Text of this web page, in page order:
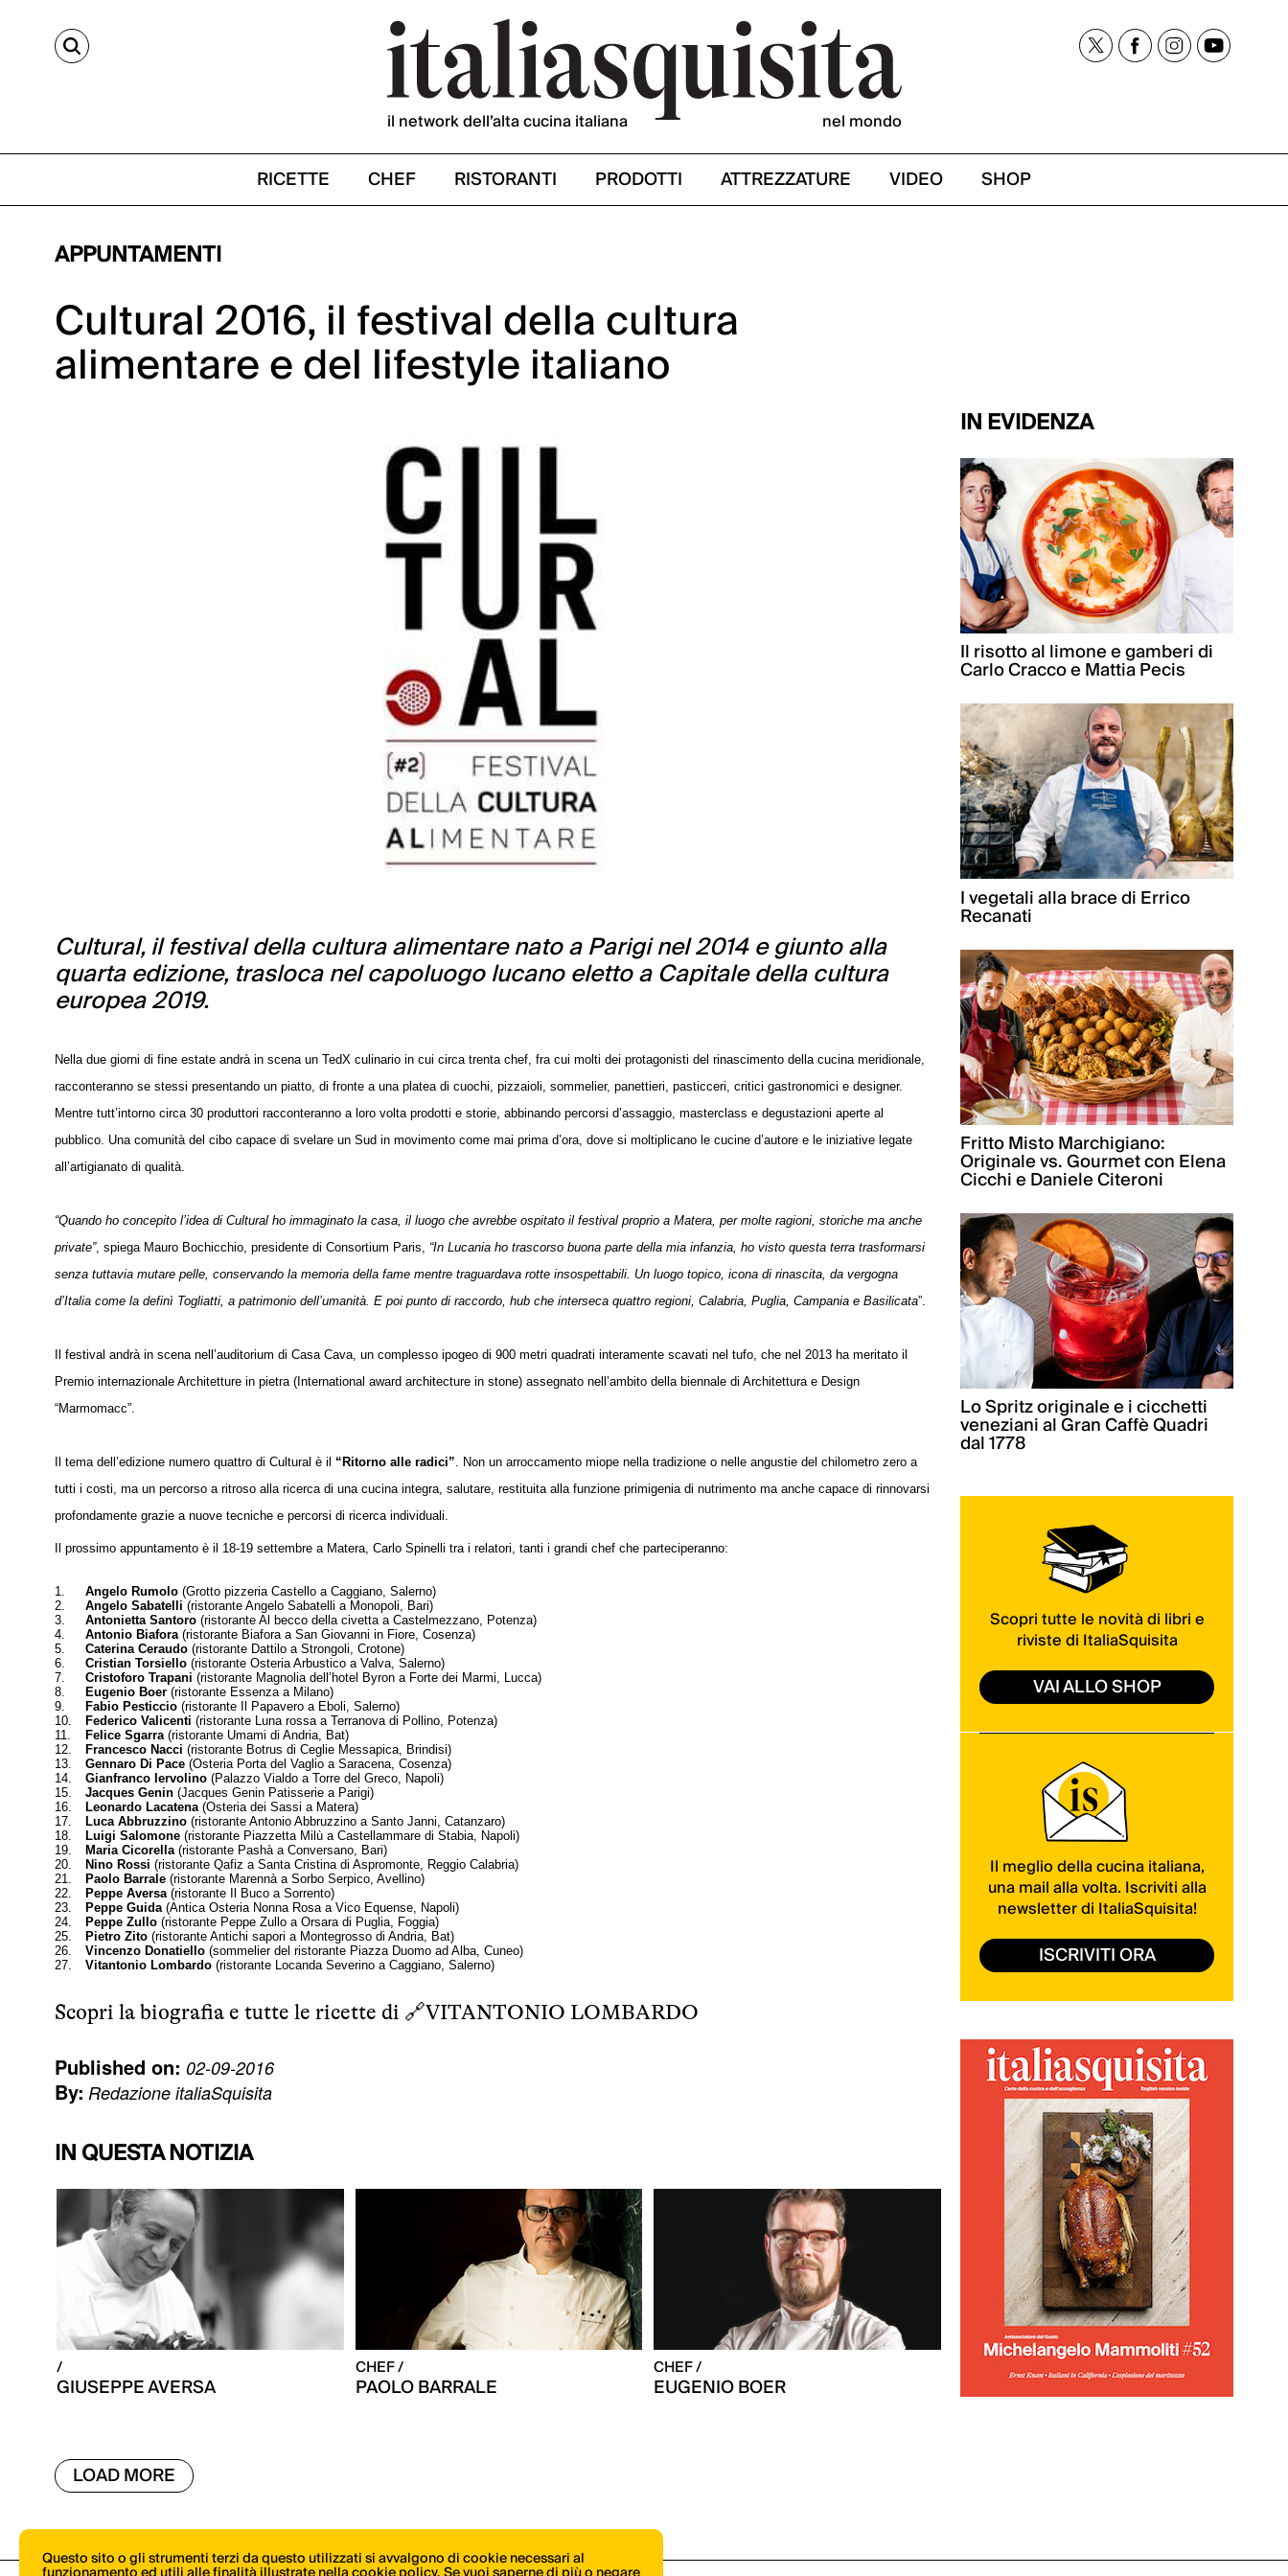
CERCA
il network dell’alta cucina italiana nel mondo
RICETTE CHEF RISTORANTI PRODOTTI ATTREZZATURE VIDEO SHOP
APPUNTAMENTI
Cultural 2016, il festival della cultura
alimentare e del lifestyle italiano
Cultural, il festival della cultura alimentare nato a Parigi nel 2014 e giunto alla
quarta edizione, trasloca nel capoluogo lucano eletto a Capitale della cultura
europea 2019.
Nella due giorni di fine estate andrà in scena un TedX culinario in cui circa trenta chef, fra cui molti dei protagonisti del rinascimento della cucina meridionale,
racconteranno se stessi presentando un piatto, di fronte a una platea di cuochi, pizzaioli, sommelier, panettieri, pasticceri, critici gastronomici e designer.
Mentre tutt’intorno circa 30 produttori racconteranno a loro volta prodotti e storie, abbinando percorsi d’assaggio, masterclass e degustazioni aperte al
pubblico. Una comunità del cibo capace di svelare un Sud in movimento come mai prima d’ora, dove si moltiplicano le cucine d’autore e le iniziative legate
all’artigianato di qualità.
“Quando ho concepito l’idea di Cultural ho immaginato la casa, il luogo che avrebbe ospitato il festival proprio a Matera, per molte ragioni, storiche ma anche
private”, spiega Mauro Bochicchio, presidente di Consortium Paris, “In Lucania ho trascorso buona parte della mia infanzia, ho visto questa terra trasformarsi
senza tuttavia mutare pelle, conservando la memoria della fame mentre traguardava rotte insospettabili. Un luogo topico, icona di rinascita, da vergogna
d’Italia come la definì Togliatti, a patrimonio dell’umanità. E poi punto di raccordo, hub che interseca quattro regioni, Calabria, Puglia, Campania e Basilicata”.
Il festival andrà in scena nell’auditorium di Casa Cava, un complesso ipogeo di 900 metri quadrati interamente scavati nel tufo, che nel 2013 ha meritato il
Premio internazionale Architetture in pietra (International award architecture in stone) assegnato nell’ambito della biennale di Architettura e Design
“Marmomacc”.
Il tema dell’edizione numero quattro di Cultural è il “Ritorno alle radici” . Non un arroccamento miope nella tradizione o nelle angustie del chilometro zero a
tutti i costi, ma un percorso a ritroso alla ricerca di una cucina integra, salutare, restituita alla funzione primigenia di nutrimento ma anche capace di rinnovarsi
profondamente grazie a nuove tecniche e percorsi di ricerca individuali.
Il prossimo appuntamento è il 18-19 settembre a Matera, Carlo Spinelli tra i relatori, tanti i grandi chef che parteciperanno:
1. Angelo Rumolo (Grotto pizzeria Castello a Caggiano, Salerno)
2.
Angelo Sabatelli (ristorante Angelo Sabatelli a Monopoli, Bari)
3.
Antonietta Santoro (ristorante Al becco della civetta a Castelmezzano, Potenza)
4.
Antonio Biafora (ristorante Biafora a San Giovanni in Fiore, Cosenza)
5.
Caterina Ceraudo (ristorante Dattilo a Strongoli, Crotone)
6.
Cristian Torsiello (ristorante Osteria Arbustico a Valva, Salerno)
7.
Cristoforo Trapani (ristorante Magnolia dell’hotel Byron a Forte dei Marmi, Lucca)
8.
Eugenio Boer (ristorante Essenza a Milano)
9.
Fabio Pesticcio (ristorante Il Papavero a Eboli, Salerno)
10.
Federico Valicenti (ristorante Luna rossa a Terranova di Pollino, Potenza)
11.
Felice Sgarra (ristorante Umami di Andria, Bat)
12.
Francesco Nacci (ristorante Botrus di Ceglie Messapica, Brindisi)
13.
Gennaro Di Pace (Osteria Porta del Vaglio a Saracena, Cosenza)
14.
Gianfranco Iervolino (Palazzo Vialdo a Torre del Greco, Napoli)
15.
Jacques Genin (Jacques Genin Patisserie a Parigi)
16.
Leonardo Lacatena (Osteria dei Sassi a Matera)
17.
Luca Abbruzzino (ristorante Antonio Abbruzzino a Santo Janni, Catanzaro)
18.
Luigi Salomone (ristorante Piazzetta Milù a Castellammare di Stabia, Napoli)
19.
Maria Cicorella (ristorante Pashà a Conversano, Bari)
20.
Nino Rossi (ristorante Qafiz a Santa Cristina di Aspromonte, Reggio Calabria)
21.
Paolo Barrale (ristorante Marennà a Sorbo Serpico, Avellino)
22.
Peppe Aversa (ristorante Il Buco a Sorrento)
23.
Peppe Guida (Antica Osteria Nonna Rosa a Vico Equense, Napoli)
24.
Peppe Zullo (ristorante Peppe Zullo a Orsara di Puglia, Foggia)
25.
Pietro Zito (ristorante Antichi sapori a Montegrosso di Andria, Bat)
26.
Vincenzo Donatiello (sommelier del ristorante Piazza Duomo ad Alba, Cuneo)
27.
Vitantonio Lombardo (ristorante Locanda Severino a Caggiano, Salerno)
Scopri la biografia e tutte le ricette di 🔗VITANTONIO LOMBARDO
Published on: 02-09-2016
By: Redazione italiaSquisita
IN QUESTA NOTIZIA
/
GIUSEPPE AVERSA
CHEF /
PAOLO BARRALE
CHEF /
EUGENIO BOER
LOAD MORE
IN EVIDENZA
Il risotto al limone e gamberi di
Carlo Cracco e Mattia Pecis
I vegetali alla brace di Errico
Recanati
Fritto Misto Marchigiano:
Originale vs. Gourmet con Elena
Cicchi e Daniele Citeroni
Lo Spritz originale e i cicchetti
veneziani al Gran Caffè Quadri
dal 1778
Scopri tutte le novità di libri e
riviste di ItaliaSquisita
VAI ALLO SHOP
Il meglio della cucina italiana,
una mail alla volta. Iscriviti alla
newsletter di ItaliaSquisita!
ISCRIVITI ORA
Questo sito o gli strumenti terzi da questo utilizzati si avvalgono di cookie necessari al